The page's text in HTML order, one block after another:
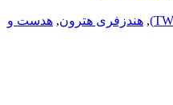
, هندزفری هترون, هدست و